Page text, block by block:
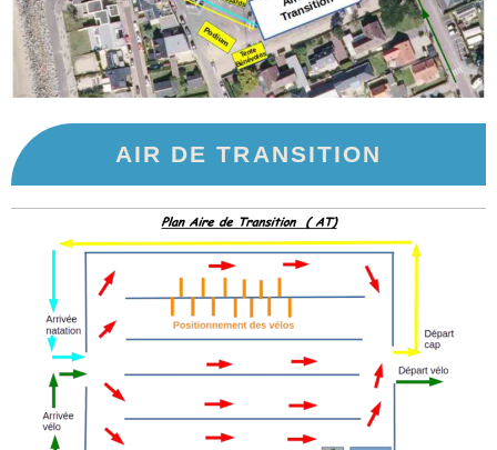
AIR DE TRANSITION